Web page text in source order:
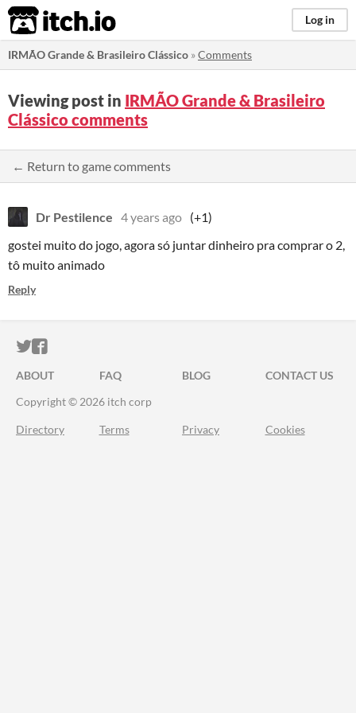
itch.io Log in
IRMÃO Grande & Brasileiro Clássico »Comments
Viewing post in IRMÃO Grande & Brasileiro
Clássico comments
← Return to game comments
Dr Pestilence 4 years ago (+1)
gostei muito do jogo, agora só juntar dinheiro pra comprar o 2,
tô muito animado
Reply
ITCH.IO ON TWITTER
ITCH.IO ON FACEBOOK
ABOUT FAQ BLOG
CONTACT US
Copyright © 2026 itch corp
Directory Terms Privacy Cookies